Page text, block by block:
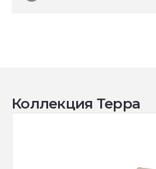
Коллекция Терра